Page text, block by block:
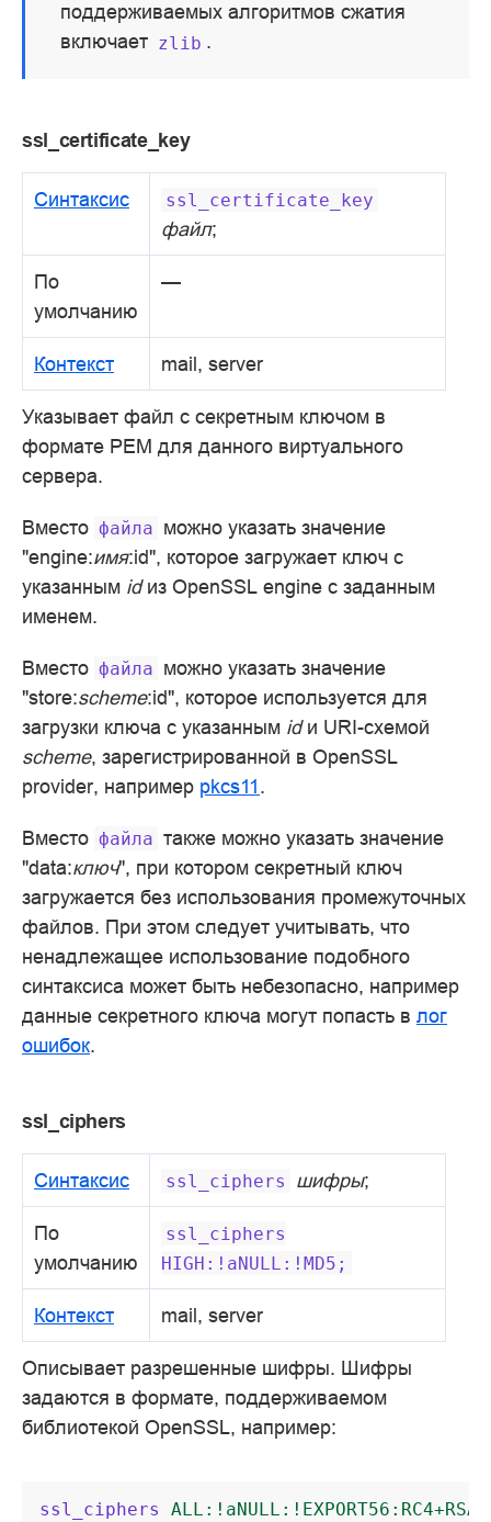
поддерживаемых алгоритмов сжатия
включает zlib .
ssl_certificate_key
Синтаксис ssl_certificate_key
файл;
По
умолчанию
—
Контекст mail, server
Указывает файл с секретным ключом в
формате PEM для данного виртуального
сервера.
Вместо файла можно указать значение
"engine:имя:id", которое загружает ключ с
указанным idиз OpenSSL engine с заданным
именем.
Вместо файла можно указать значение
"store:scheme:id", которое используется для
загрузки ключа с указанным idи URI-схемой
scheme, зарегистрированной в OpenSSL
provider, например pkcs11.
Вместо файла также можно указать значение
"data:ключ", при котором секретный ключ
загружается без использования промежуточных
файлов. При этом следует учитывать, что
ненадлежащее использование подобного
синтаксиса может быть небезопасно, например
данные секретного ключа могут попасть в лог
ошибок.
ssl_ciphers
Синтаксис ssl_ciphers шифры;
По
умолчанию
ssl_ciphers
HIGH:!aNULL:!MD5;
Контекст mail, server
Описывает разрешенные шифры. Шифры
задаются в формате, поддерживаемом
библиотекой OpenSSL, например:
ssl_ciphers